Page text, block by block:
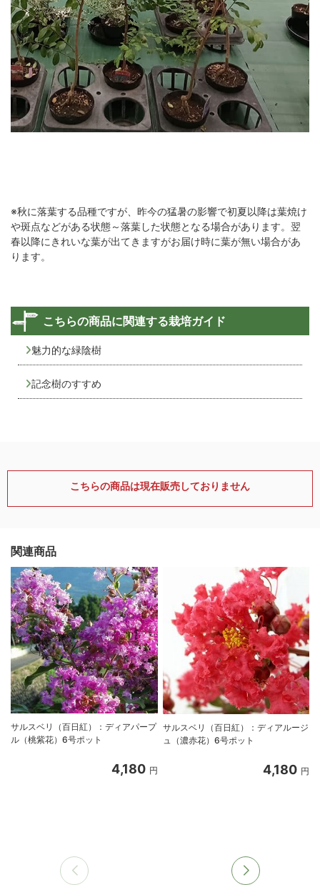
※秋に落葉する品種ですが、昨今の猛暑の影響で初夏以降は葉焼け
や斑点などがある状態～落葉した状態となる場合があります。翌
春以降にきれいな葉が出てきますがお届け時に葉が無い場合があ
ります。
こちらの商品に関連する栽培ガイド
魅力的な緑陰樹
記念樹のすすめ
こちらの商品は現在販売しておりません
関連商品
サルスベリ（百日紅）：ディアパープ
ル（桃紫花）6号ポット
4,180 円
サルスベリ（百日紅）：ディアルージ
ュ（濃赤花）6号ポット
4,180 円